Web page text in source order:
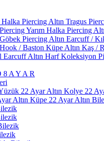
Halka Piercing Altın Tragus
Yarım Halka Piercing
Piercing Altın Earcuff /
/ Baston Küpe Altın Kaş /
EarcuffAltın Harf Koleksiyon
8 A Y A R
22 Ayar Altın Kolye 22
Altın Küpe 22 Ayar Altın